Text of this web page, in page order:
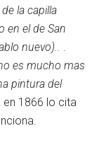
Vigilar
la capilla
en el de San
nuevo).. .
es mucho mas
pintura del
en 1866 lo cita